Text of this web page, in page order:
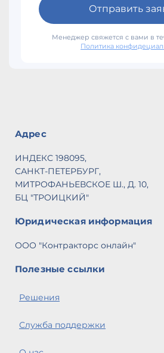
Отправить
Менеджер свяжется с вами в
Политика
Адрес
ИНДЕКС 198095,
САНКТ-ПЕТЕРБУРГ,
МИТРОФАНЬЕВСКОЕ Ш., Д. 10,
БЦ "ТРОИЦКИЙ"
Юридическая информация
ООО "Контракторс онлайн"
Полезные ссылки
Решения
Служба поддержки